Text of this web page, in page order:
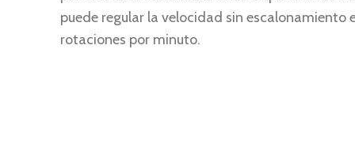
puede regular la velocidad sin
rotaciones por minuto.